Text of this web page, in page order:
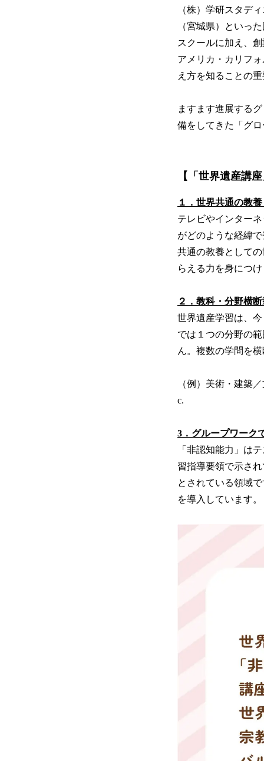
（株）学研スタデ
（宮城県）といっ
スクールに加え、
アメリカ・カリフ
え方を知ることの
ますます進展する
備をしてきた「グ
【「世界遺産講
１．世界共通の教
テレビやインター
がどのような経緯
共通の教養として
らえる力を身につ
２．教科・分野横
世界遺産学習は、
では１つの分野の
ん。複数の学問を
（例）美術・建築
c.
3．グループワーク
「非認知能力」は
習指導要領で示さ
とされている領域
を導入しています。